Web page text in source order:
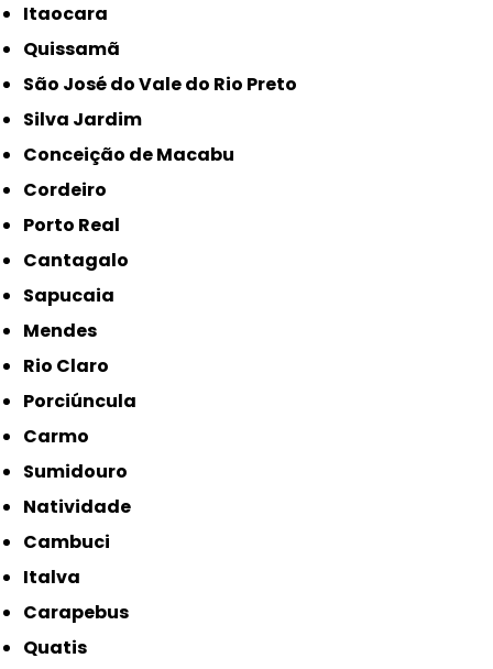
Itaocara
Quissamã
São José do Vale do Rio Preto
Silva Jardim
Conceição de Macabu
Cordeiro
Porto Real
Cantagalo
Sapucaia
Mendes
Rio Claro
Porciúncula
Carmo
Sumidouro
Natividade
Cambuci
Italva
Carapebus
Quatis